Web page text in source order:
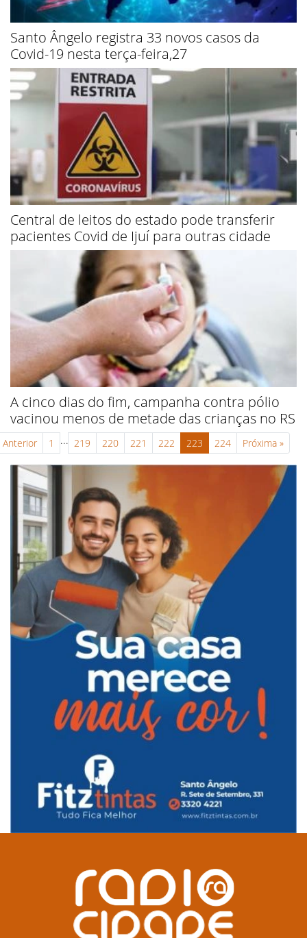
Santo Ângelo registra 33 novos casos da
Covid-19 nesta terça-feira,27
Central de leitos do estado pode transferir
pacientes Covid de Ijuí para outras cidade
A cinco dias do fim, campanha contra pólio
vacinou menos de metade das crianças no RS
Anterior 1 ... 219 220 221 222 223 224 Próxima »